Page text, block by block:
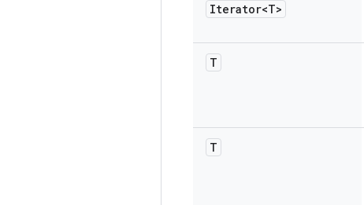
Iterator<T>
T
T